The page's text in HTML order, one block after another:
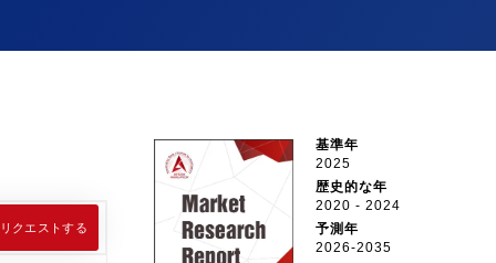
クエストする
基準年
2025
歴史的な年
2020 - 2024
予測年
2026-2035